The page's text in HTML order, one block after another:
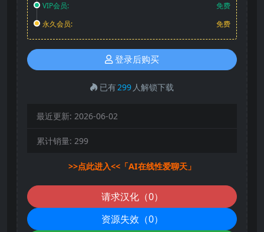
VIP会员:
免费
永久会员:
免费
登录后购买
已有299 人解锁下载
最近更新: 2026-06-02
累计销量: 299
>>点此进入<<「AI在线性爱聊天」
请求汉化（0）
资源失效（0）